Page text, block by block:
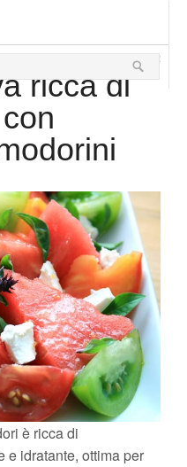
Yoga
Salute
Bellezza
Fitness
Relax
Viaggi & Vacanze
06 Giugno 2012
ricca di
è ricca di
e idratante, ottima per